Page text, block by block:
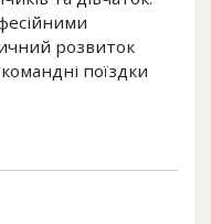
розвиток
поїздки